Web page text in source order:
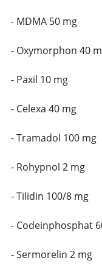
- MDMA 50 mg
- Oxymorphon 40
- Paxil 10 mg
- Celexa 40 mg
- Tramadol 100 mg
- Rohypnol 2 mg
- Tilidin 100/8 mg
- Codeinphosphat
- Sermorelin 2 mg